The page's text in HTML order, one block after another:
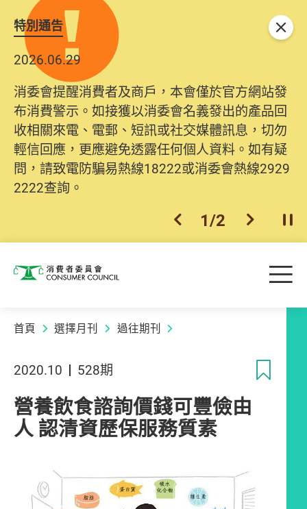
特別通告
2026.06.29
消委會提醒消費者及商戶，本會僅於官方網站發
布消費警示。如接獲以消委會名義發出的產品回
收相關來電、電郵、短訊或社交媒體訊息，切勿
輕信回應，更應避免透露任何個人資料。如有疑
問，請致電防騙易熱線18222或消委會熱線2929
2222查詢。
上一個
1/2 下一個開
關閉
消費者委員會 目
首頁 選擇月刊 過往期刊
2020.10 528期
營養飲食諮詢價錢可豐儉由
人 認清資歷保服務質素